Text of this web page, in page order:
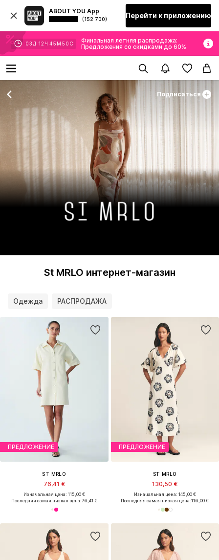
ABOUT YOU App
(152 700) Перейти к приложению
03 Д 12 Ч 45 М 48 С
Финальная летняя распродажа:
Предложения со скидками до 60%
Подписаться
St MRLO интернет-магазин
Одежда РАСПРОДАЖА
ПРЕДЛОЖЕНИЕ
ST MRLO
76,41 €
Изначальная цена: 115,00 €
Последняя самая низкая цена:76,41 €
ПРЕДЛОЖЕНИЕ
ST MRLO
130,50 €
Изначальная цена: 145,00 €
Последняя самая низкая цена:116,00 €